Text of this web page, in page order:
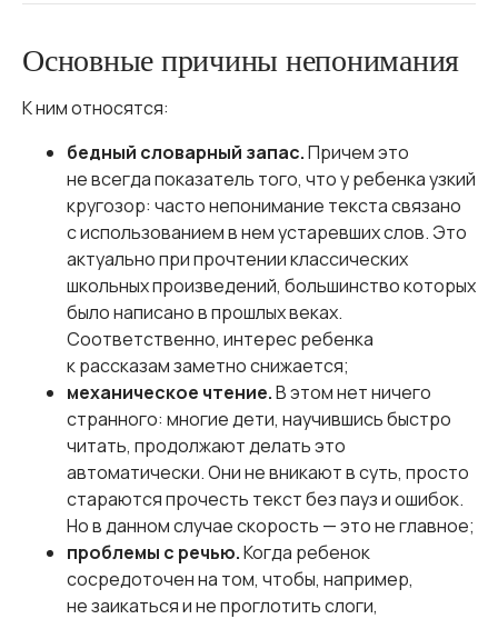
Основные причины непонимания
К ним относятся:
бедный словарный запас.Причем это
не всегда показатель того, что у ребенка узкий
кругозор: часто непонимание текста связано
с использованием в нем устаревших слов. Это
актуально при прочтении классических
школьных произведений, большинство которых
было написано в прошлых веках.
Соответственно, интерес ребенка
к рассказам заметно снижается;
механическое чтение.В этом нет ничего
странного: многие дети, научившись быстро
читать, продолжают делать это
автоматически. Они не вникают в суть, просто
стараются прочесть текст без пауз и ошибок.
Но в данном случае скорость — это не главное;
проблемы с речью.Когда ребенок
сосредоточен на том, чтобы, например,
не заикаться и не проглотить слоги,